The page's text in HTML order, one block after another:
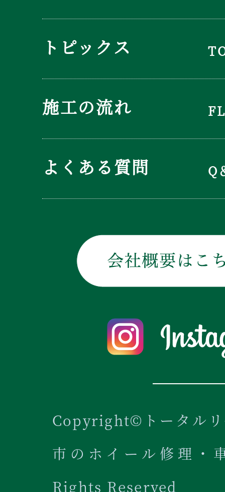
トピックス
施工の流れ
よくある質問 Q
Copyright©トータルリ
市のホイール修理・
Rights Reserved